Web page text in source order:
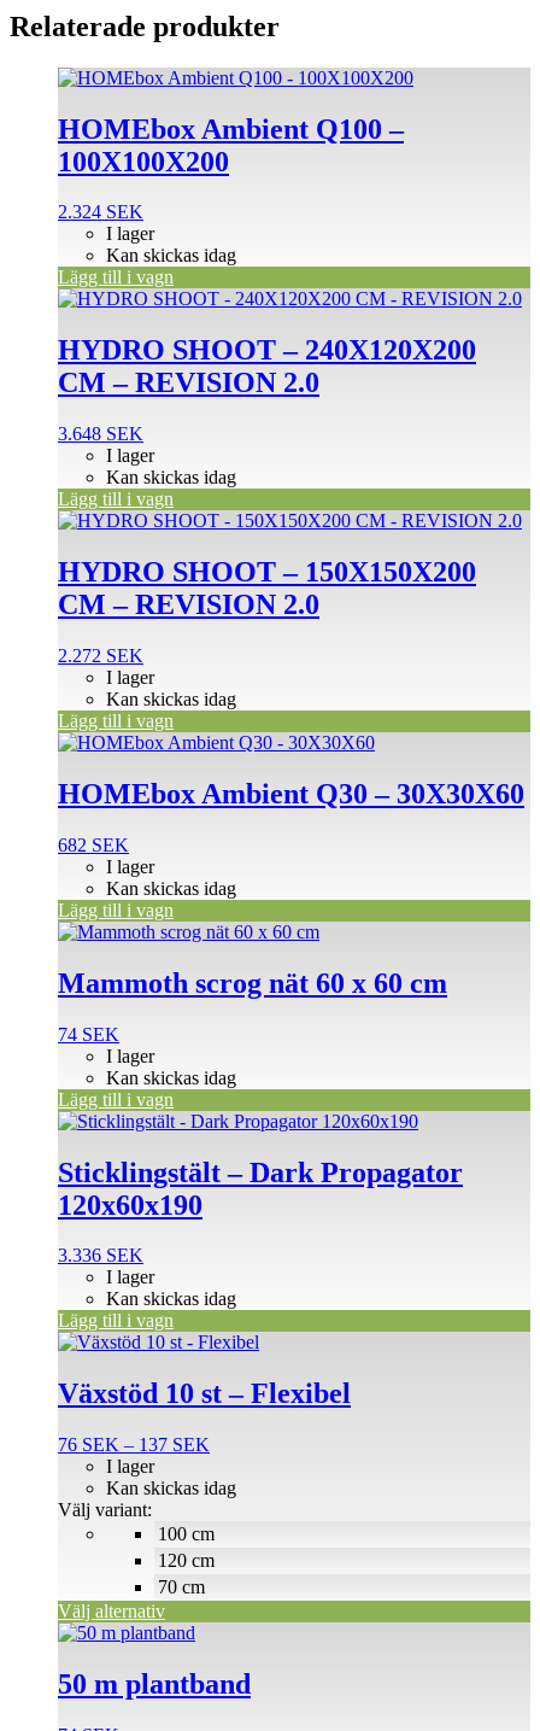
Relaterade produkter
HOMEbox Ambient Q100 –
100X100X200
2.324 SEK
I lager
Kan skickas idag
Lägg till i vagn
HYDRO SHOOT – 240X120X200
CM – REVISION 2.0
3.648 SEK
I lager
Kan skickas idag
Lägg till i vagn
HYDRO SHOOT – 150X150X200
CM – REVISION 2.0
2.272 SEK
I lager
Kan skickas idag
Lägg till i vagn
HOMEbox Ambient Q30 – 30X30X60
682 SEK
I lager
Kan skickas idag
Lägg till i vagn
Mammoth scrog nät 60 x 60 cm
74 SEK
I lager
Kan skickas idag
Lägg till i vagn
Sticklingstält – Dark Propagator
120x60x190
3.336 SEK
I lager
Kan skickas idag
Lägg till i vagn
Växstöd 10 st – Flexibel
76 SEK – 137 SEK
till
100 cm
120 cm
70 cm
I lager
Kan skickas idag
Välj variant:
Välj alternativ
Den
produkten
har
varianter.
olika
alternativen
produktsidan
50 m plantband